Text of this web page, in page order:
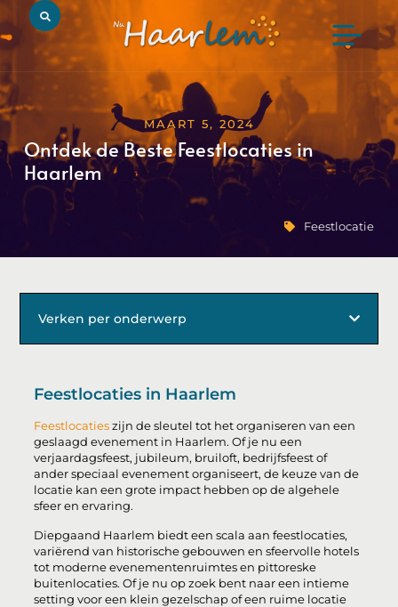
MAART 5, 2024
Ontdek de Beste Feestlocaties in
Haarlem
Feestlocatie
Feestlocaties in Haarlem
Feestlocaties zijn de sleutel tot het organiseren van een
geslaagd evenement in Haarlem. Of je nu een
verjaardagsfeest, jubileum, bruiloft, bedrijfsfeest of
ander speciaal evenement organiseert, de keuze van de
locatie kan een grote impact hebben op de algehele
sfeer en ervaring.
Diepgaand Haarlem biedt een scala aan feestlocaties,
variërend van historische gebouwen en sfeervolle hotels
tot moderne evenementenruimtes en pittoreske
buitenlocaties. Of je nu op zoek bent naar een intieme
setting voor een klein gezelschap of een ruime locatie
Verken per onderwerp